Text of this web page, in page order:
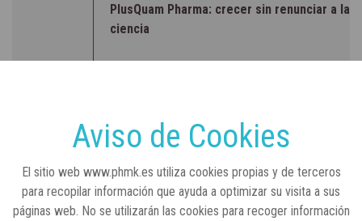
PlusQuam Pharma: crecer sin renunciar a la
ciencia
Lilly impulsa "Razones de Peso" para
visibilizar la obesidad
Aviso de Cookies
El sitio web www.phmk.es utiliza cookies propias y de terceros
para recopilar información que ayuda a optimizar su visita a sus
páginas web. No se utilizarán las cookies para recoger información